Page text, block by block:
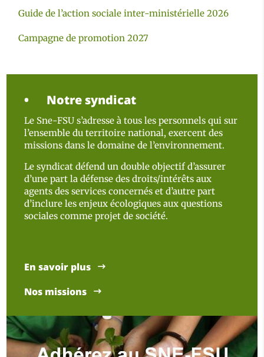
Guide de l’action sociale inter-ministérielle 2026
Campagne de promotion 2027
Notre syndicat
Le Sne-FSU s’adresse à tous les personnels qui sur
l’ensemble du territoire national, exercent des
missions dans le domaine de l’environnement.
Le syndicat défend un double objectif d’assurer
d’une part la défense des droits/intérêts aux
agents des services concernés et d’autre part
d’inclure les enjeux écologiques aux questions
sociales comme projet de société.
En savoir plus
Nos missions